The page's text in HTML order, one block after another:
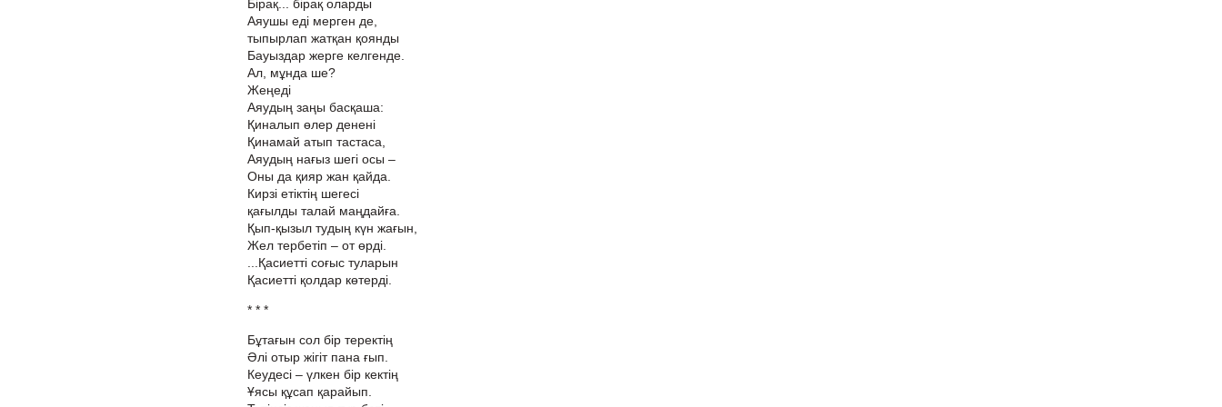
Бірақ... бірақ оларды
Аяушы еді мерген де,
тыпырлап жатқан қоянды
Бауыздар жерге келгенде.
Ал, мұнда ше?
Жеңеді
Аяудың заңы басқаша:
Қиналып өлер денені
Қинамай атып тастаса,
Аяудың нағыз шегі осы –
Оны да қияр жан қайда.
Кирзі етіктің шегесі
қағылды талай маңдайға.
Қып-қызыл тудың күн жағын,
Жел тербетіп – от өрді.
...Қасиетті соғыс туларын
Қасиетті қолдар көтерді.
* * *
Бұтағын сол бір теректің
Әлі отыр жігіт пана ғып.
Кеудесі – үлкен бір кектің
Ұясы құсап қарайып.